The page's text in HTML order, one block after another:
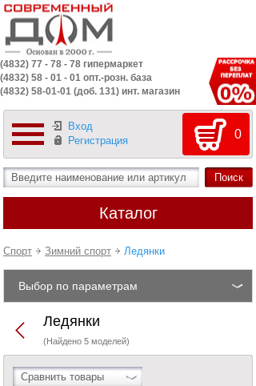
(4832) 77 - 78 - 78 гипермаркет
(4832) 58 - 01 - 01 опт.-розн. база
(4832) 58-01-01 (доб. 131) инт. магазин
Вход
Регистрация
0
Каталог
Спорт Зимний спорт Ледянки
Выбор по параметрам
Ледянки
(Найдено 5 моделей)
Сравнить товары